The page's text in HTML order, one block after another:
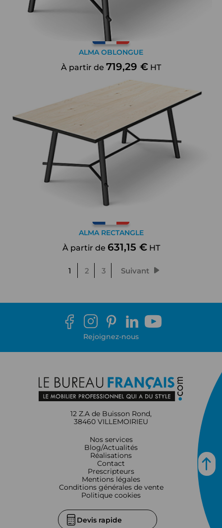
ALMA OBLONGUE
À partir de 719,29 € HT
ALMA RECTANGLE
À partir de 631,15 €HT
1 2 3 Suivant
Rejoignez-nous
Devis rapide
Nos services
Blog/Actualités
Réalisations
Contact
Prescripteurs
Mentions légales
Conditions générales de vente
Politique cookies
12 Z.A de Buisson Rond,
38460 VILLEMOIRIEU